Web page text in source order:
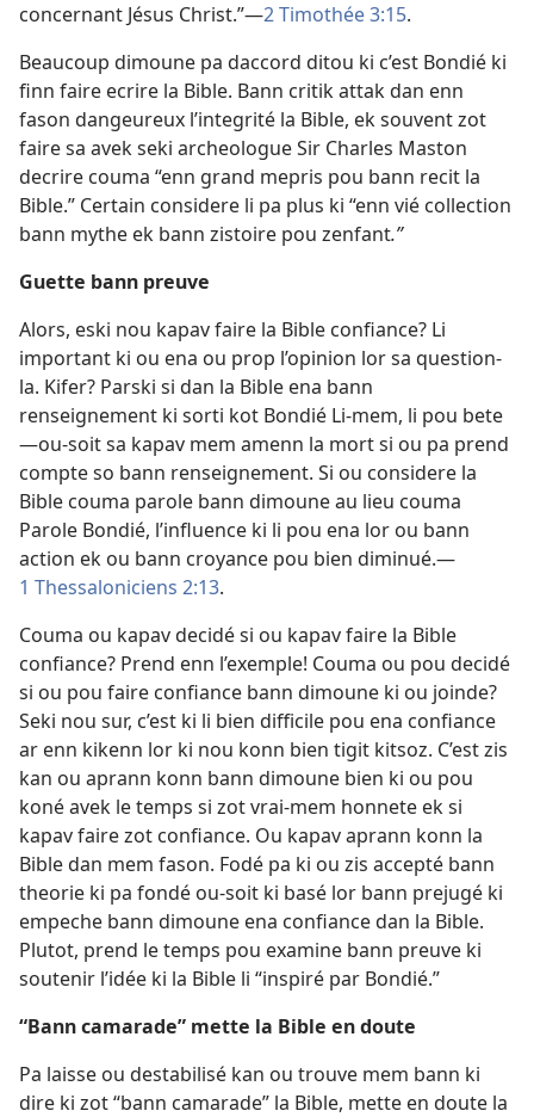
concernant Jésus Christ.”—2 Timothée 3:15.
Beaucoup dimoune pa daccord ditou ki c’est Bondié ki
finn faire ecrire la Bible. Bann critik attak dan enn
fason dangeureux l’integrité la Bible, ek souvent zot
faire sa avek seki archeologue Sir Charles Maston
decrire couma “enn grand mepris pou bann recit la
Bible.” Certain considere li pa plus ki “enn vié collection
bann mythe ek bann zistoire pou zenfant.”
Guette bann preuve
Alors, eski nou kapav faire la Bible confiance? Li
important ki ou ena ou prop l’opinion lor sa question-
la. Kifer? Parski si dan la Bible ena bann
renseignement ki sorti kot Bondié Li-mem, li pou bete
—ou-soit sa kapav mem amenn la mort si ou pa prend
compte so bann renseignement. Si ou considere la
Bible couma parole bann dimoune au lieu couma
Parole Bondié, l’influence ki li pou ena lor ou bann
action ek ou bann croyance pou bien diminué.—
1 Thessaloniciens 2:13.
Couma ou kapav decidé si ou kapav faire la Bible
confiance? Prend enn l’exemple! Couma ou pou decidé
si ou pou faire confiance bann dimoune ki ou joinde?
Seki nou sur, c’est ki li bien difficile pou ena confiance
ar enn kikenn lor ki nou konn bien tigit kitsoz. C’est zis
kan ou aprann konn bann dimoune bien ki ou pou
koné avek le temps si zot vrai-mem honnete ek si
kapav faire zot confiance. Ou kapav aprann konn la
Bible dan mem fason. Fodé pa ki ou zis accepté bann
theorie ki pa fondé ou-soit ki basé lor bann prejugé ki
empeche bann dimoune ena confiance dan la Bible.
Plutot, prend le temps pou examine bann preuve ki
soutenir l’idée ki la Bible li “inspiré par Bondié.”
“Bann camarade” mette la Bible en doute
Pa laisse ou destabilisé kan ou trouve mem bann ki
dire ki zot “bann camarade” la Bible, mette en doute la